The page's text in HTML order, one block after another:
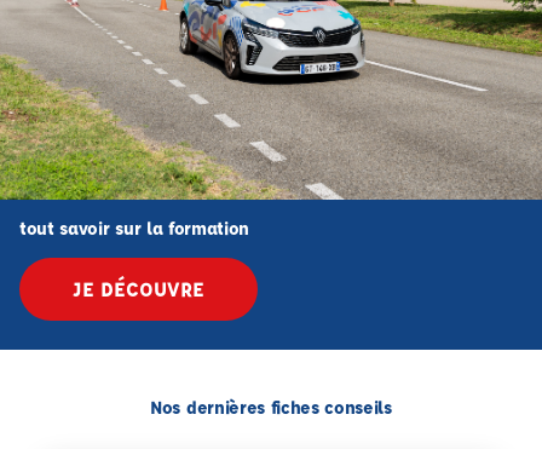
tout savoir sur la formation
JE DÉCOUVRE
Nos dernières fiches conseils